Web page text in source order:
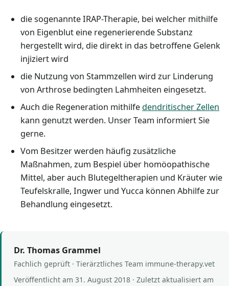
die sogenannte IRAP-Therapie, bei welcher mithilfe
von Eigenblut eine regenerierende Substanz
hergestellt wird, die direkt in das betroffene Gelenk
injiziert wird
die Nutzung von Stammzellen wird zur Linderung
von Arthrose bedingten Lahmheiten eingesetzt.
Auch die Regeneration mithilfedendritischer Zellen
kann genutzt werden. Unser Team informiert Sie
gerne.
Vom Besitzer werden häufig zusätzliche
Maßnahmen, zum Bespiel über homöopathische
Mittel, aber auch Blutegeltherapien und Kräuter wie
Teufelskralle, Ingwer und Yucca können Abhilfe zur
Behandlung eingesetzt.
Dr. Thomas Grammel
Fachlich geprüft · Tierärztliches Team immune-therapy.vet
Veröffentlicht am 31. August 2018 · Zuletzt aktualisiert am